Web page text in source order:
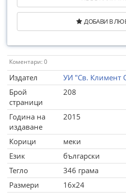
ДОБАВИ В
Коментари: 0
Издател
УИ "Св. Климент
Брой
страници
208
Година на
издаване
2015
Корици
меки
Език
български
Тегло
346 грама
Размери
16x24